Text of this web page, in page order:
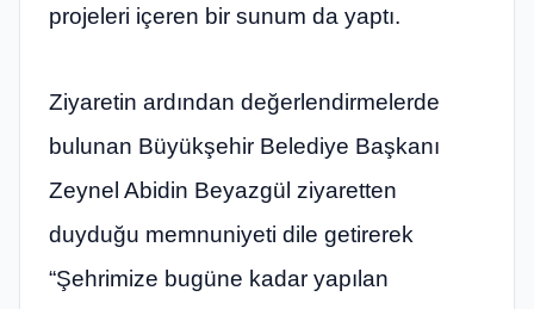
projeleri içeren bir sunum da yaptı.
Ziyaretin ardından değerlendirmelerde
bulunan Büyükşehir Belediye Başkanı
Zeynel Abidin Beyazgül ziyaretten
duyduğu memnuniyeti dile getirerek
“Şehrimize bugüne kadar yapılan